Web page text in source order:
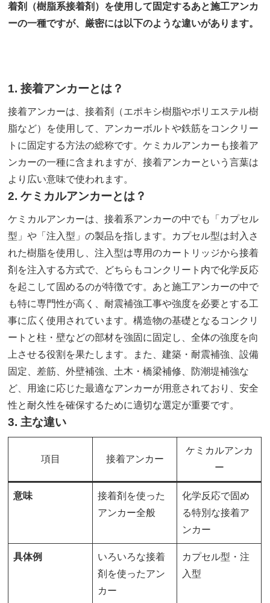
着剤（樹脂系接着剤）を使用して固定するあと施工アンカ
ーの一種ですが、厳密には以下のような違いがあります。
1. 接着アンカーとは？
接着アンカーは、接着剤（エポキシ樹脂やポリエステル樹
脂など）を使用して、アンカーボルトや鉄筋をコンクリー
トに固定する方法の総称です。ケミカルアンカーも接着ア
ンカーの一種に含まれますが、接着アンカーという言葉は
より広い意味で使われます。
2. ケミカルアンカーとは？
ケミカルアンカーは、接着系アンカーの中でも「カプセル
型」や「注入型」の製品を指します。カプセル型は封入さ
れた樹脂を使用し、注入型は専用のカートリッジから接着
剤を注入する方式で、どちらもコンクリート内で化学反応
を起こして固めるのが特徴です。あと施工アンカーの中で
も特に専門性が高く、耐震補強工事や強度を必要とする工
事に広く使用されています。構造物の基礎となるコンクリ
ートと柱・壁などの部材を強固に固定し、全体の強度を向
上させる役割を果たします。また、建築・耐震補強、設備
固定、差筋、外壁補強、土木・橋梁補修、防潮堤補強な
ど、用途に応じた最適なアンカーが用意されており、安全
性と耐久性を確保するために適切な選定が重要です。
3. 主な違い
項目 接着アンカー
ケミカルアンカ
ー
意味
接着剤を使った
アンカー全般
化学反応で固め
る特別な接着ア
ンカー
具体例
いろいろな接着
剤を使ったアン
カー
カプセル型・注
入型